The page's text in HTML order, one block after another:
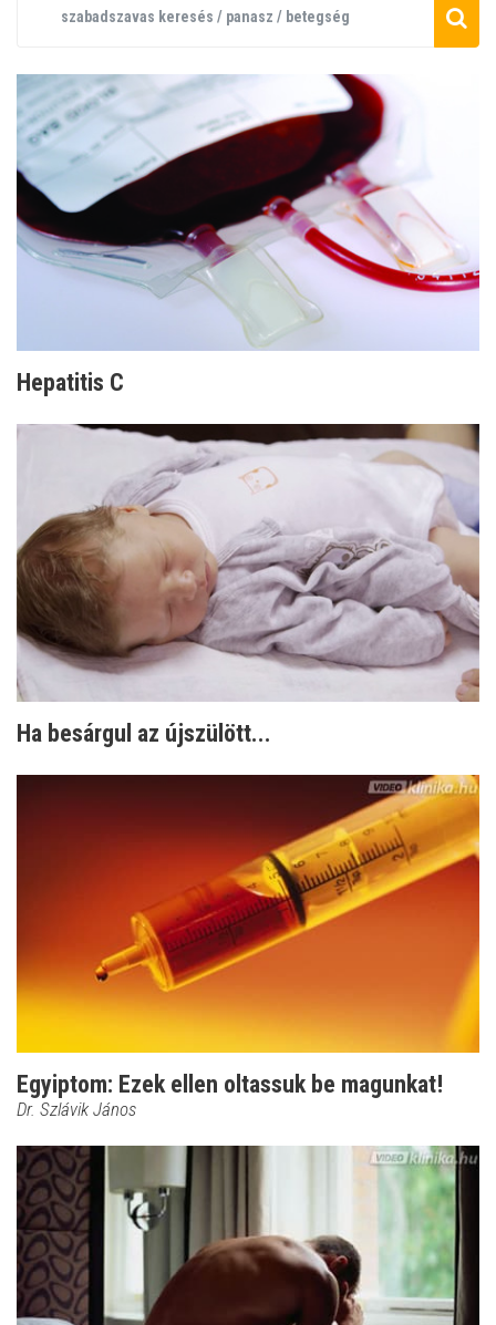
Hepatitis C
Ha besárgul az újszülött...
Egyiptom: Ezek ellen oltassuk be magunkat!
Dr. Szlávik János